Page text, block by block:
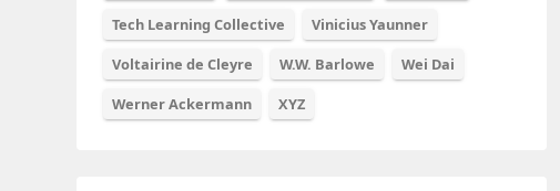
Tech Learning Collective
Vinicius Yaunner
Voltairine de Cleyre
W.W. Barlowe
Wei Dai
Werner Ackermann
XYZ